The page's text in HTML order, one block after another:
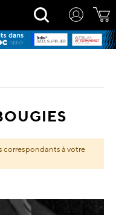
Rechercher
correspondants à votre